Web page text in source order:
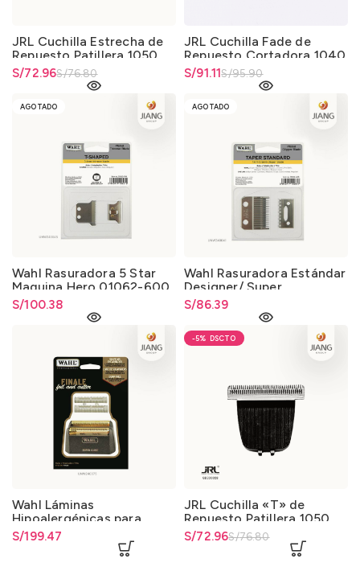
JRL Cuchilla Estrecha de
Repuesto Patillera 1050
S/76.80
El precio original era:
S/72.96
El precio actual es: S/72.96.
JRL Cuchilla Fade de
Repuesto Cortadora 1040
-1090S/95.90
El precio original era:
S/91.11
El precio actual es: S/91.11.
AGOTADO
Wahl Rasuradora 5 Star
Maquina Hero 01062-600
S/100.38
AGOTADO
Wahl Rasuradora Estándar
Designer/ Super
Taper/Icon 01006-400
S/86.39
Wahl Láminas
Hipoalergénicas para
Acabados 5 Estrellas
07043
S/199.47
-5%
JRL Cuchilla «T» de
Repuesto Patillera 1050
S/76.80
El precio original era:
S/72.96
El precio actual es: S/72.96.